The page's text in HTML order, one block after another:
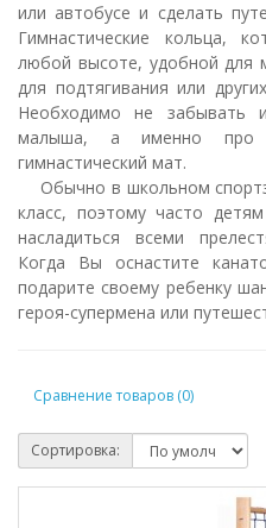
или автобусе и сделать
Гимнастические кольца,
любой высоте, удобной для
для подтягивания или
Необходимо не забывать
малыша, а именно про
гимнастический мат.
Обычно в школьном
класс, поэтому часто
насладиться всеми
Когда Вы оснастите
подарите своему ребенку
героя-супермена или
Сравнение товаров (0)
Сортировка: